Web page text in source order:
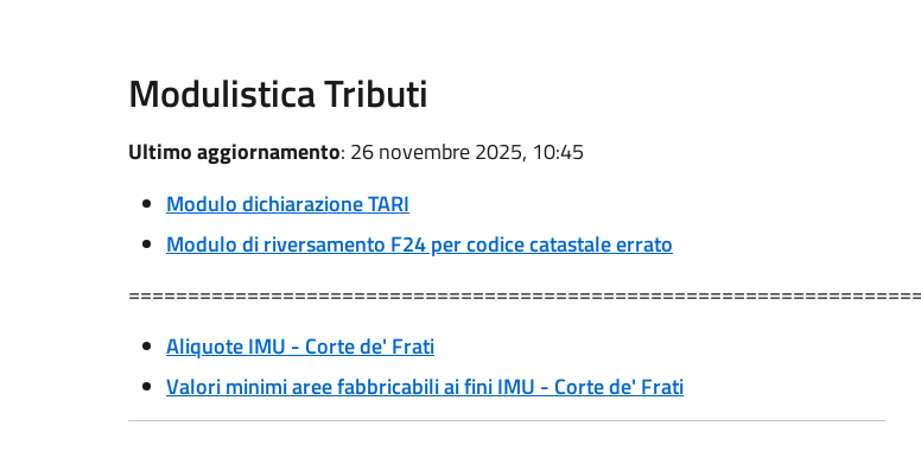
Modulistica Tributi
Ultimo aggiornamento: 26 novembre 2025, 10:45
Modulo dichiarazione TARI
Modulo di riversamento F24 per codice catastale errato
Aliquote IMU - Corte de' Frati
Valori minimi aree fabbricabili ai fini IMU - Corte de' Frati